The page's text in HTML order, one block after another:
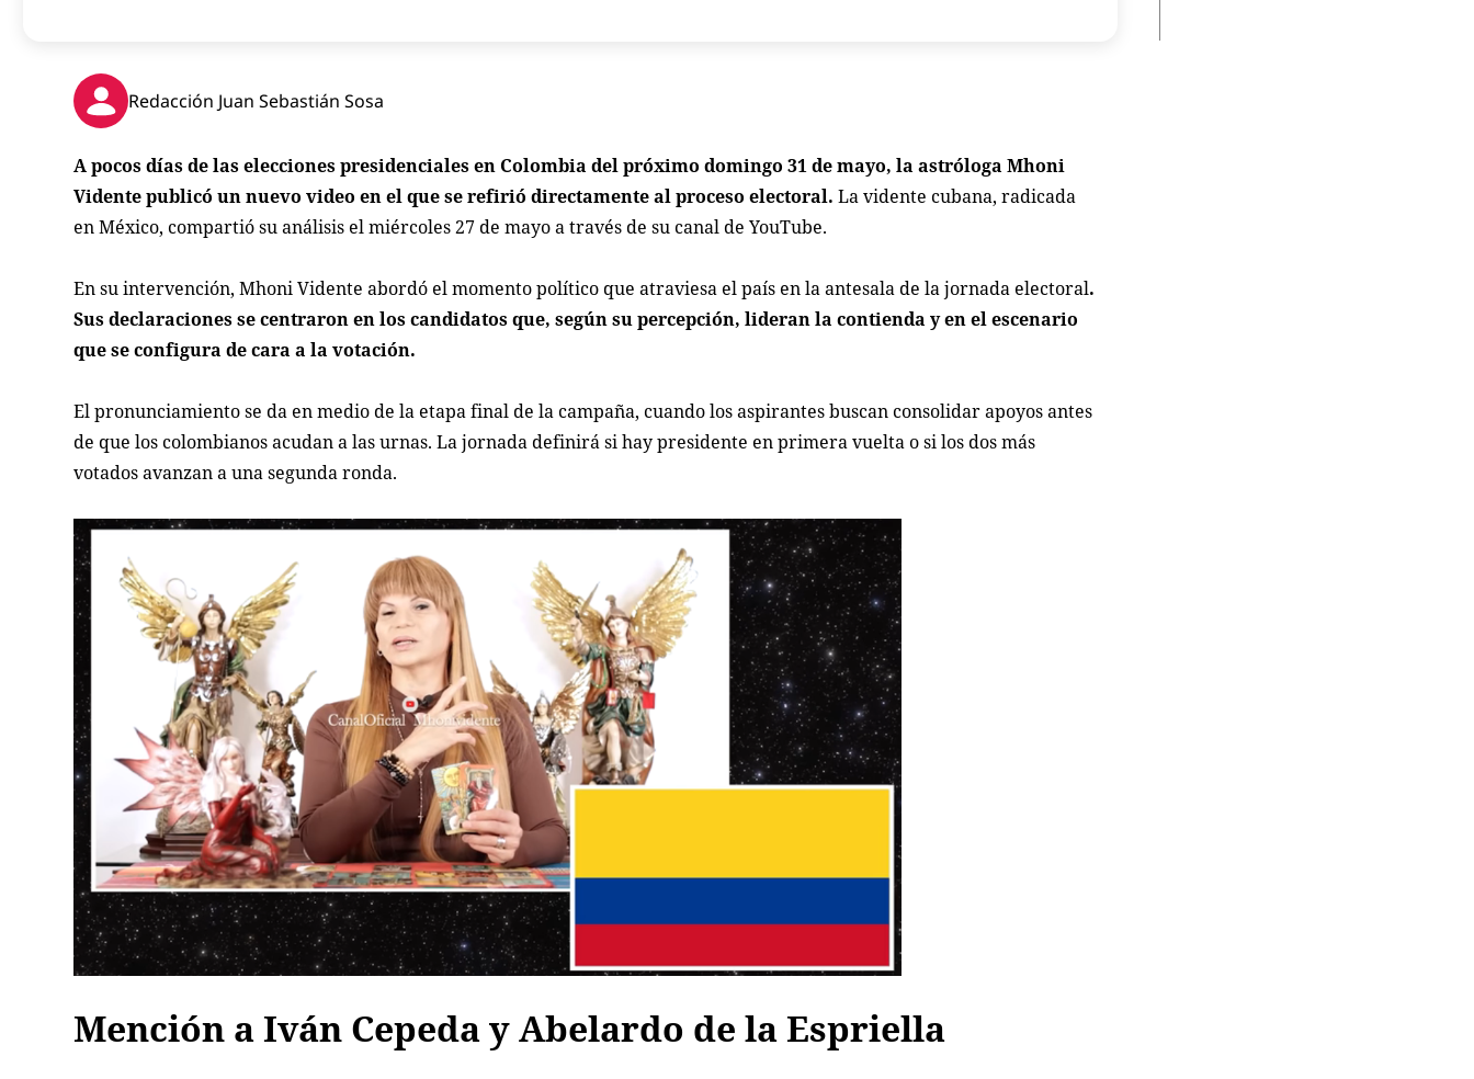
Redacción Juan Sebastián Sosa
A pocos días de las elecciones presidenciales en Colombia del próximo domingo 31 de mayo, la astróloga Mhoni
Vidente publicó un nuevo video en el que se refirió directamente al proceso electoral. La vidente cubana, radicada
en México, compartió su análisis el miércoles 27 de mayo a través de su canal de YouTube.
En su intervención, Mhoni Vidente abordó el momento político que atraviesa el país en la antesala de la jornada electoral.
Sus declaraciones se centraron en los candidatos que, según su percepción, lideran la contienda y en el escenario
que se configura de cara a la votación.
El pronunciamiento se da en medio de la etapa final de la campaña, cuando los aspirantes buscan consolidar apoyos antes
de que los colombianos acudan a las urnas. La jornada definirá si hay presidente en primera vuelta o si los dos más
votados avanzan a una segunda ronda.
Mención a Iván Cepeda y Abelardo de la Espriella